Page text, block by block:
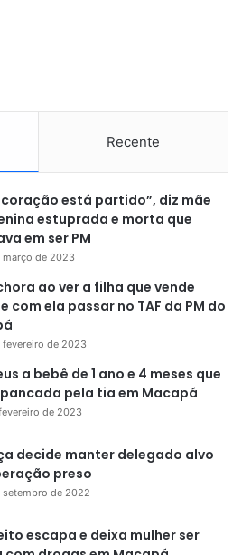
Recente
coração está partido”, diz mãe
estuprada e morta que
em ser PM
março de 2023
ao ver a filha que vende
com ela passar no TAF da PM do
fevereiro de 2023
a bebê de 1 ano e 4 meses que
pela tia em Macapá
de 2023
decide manter delegado alvo
preso
setembro de 2022
escapa e deixa mulher ser